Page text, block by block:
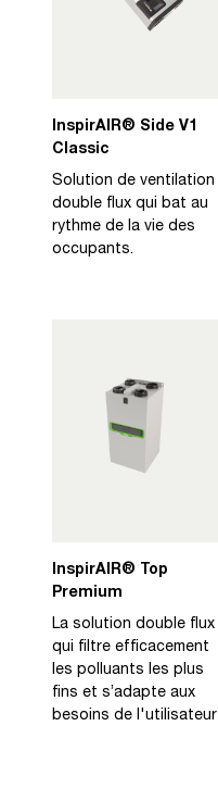
InspirAIR® Side V1
Classic
Solution de ventilation
double flux qui bat au
rythme de la vie des
occupants.
InspirAIR® Top
Premium
La solution double flux
qui filtre efficacement
les polluants les plus
fins et s’adapte aux
besoins de l'utilisateur